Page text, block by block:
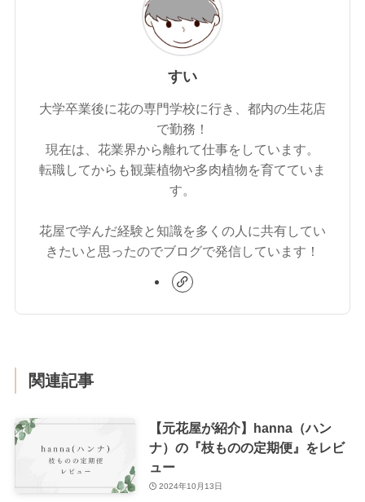
すい
大学卒業後に花の専門学校に行き、都内の生花店
で勤務！
現在は、花業界から離れて仕事をしています。
転職してからも観葉植物や多肉植物を育てていま
す。
花屋で学んだ経験と知識を多くの人に共有してい
きたいと思ったのでブログで発信しています！
関連記事
【元花屋が紹介】hanna（ハン
ナ）の『枝ものの定期便』をレビ
ュー
2024年10月13日